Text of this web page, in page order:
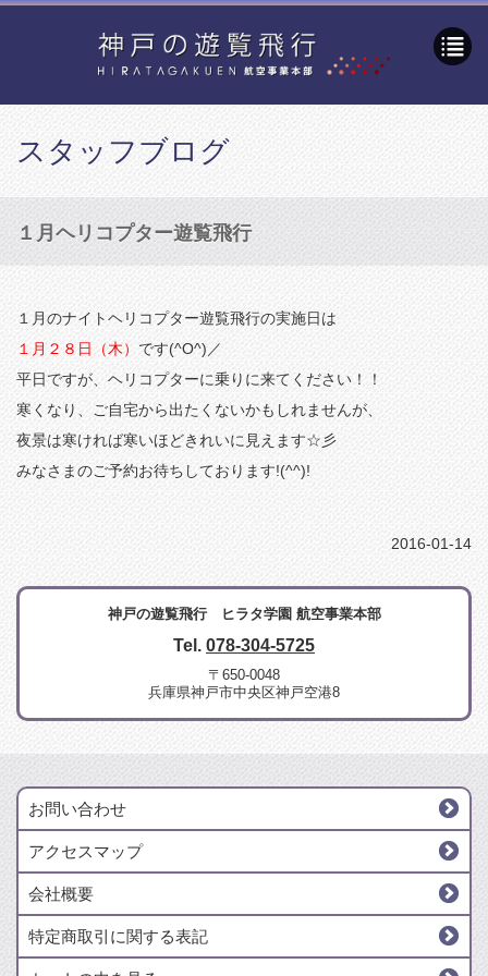
スタッフブログ
１月ヘリコプター遊覧飛行
１月のナイトヘリコプター遊覧飛行の実施日は
１月２８日（木） です(^O^)／
平日ですが、ヘリコプターに乗りに来てください！！
寒くなり、ご自宅から出たくないかもしれませんが、
夜景は寒ければ寒いほどきれいに見えます☆彡
みなさまのご予約お待ちしております!(^^)!
2016-01-14
神戸の遊覧飛行 ヒラタ学園 航空事業本部
Tel. 078-304-5725
〒650-0048
兵庫県神戸市中央区神戸空港8
お問い合わせ
アクセスマップ
会社概要
特定商取引に関する表記